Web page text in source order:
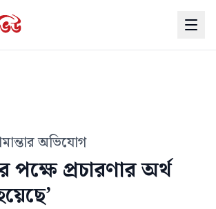
অভিযোগ
প্রচারণার অর্থ